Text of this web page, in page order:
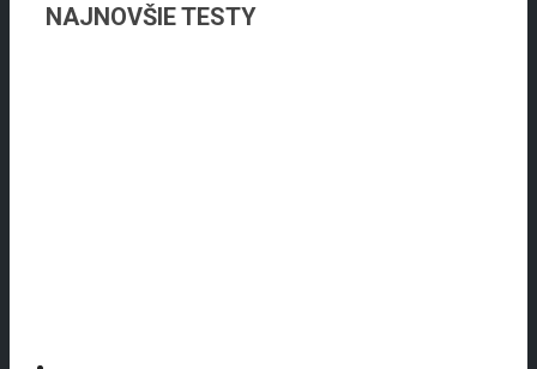
NAJNOVŠIE TESTY